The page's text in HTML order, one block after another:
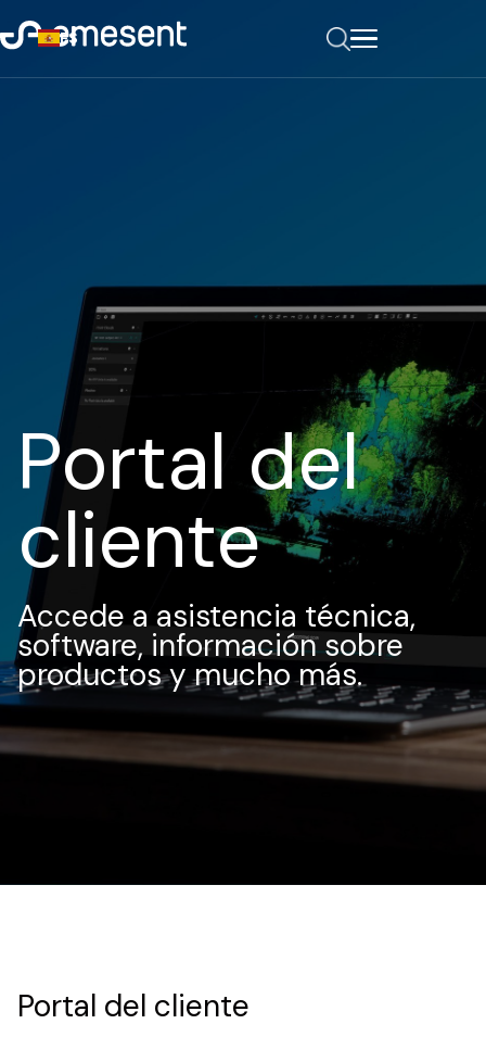
Portal del
cliente
Accede a asistencia técnica,
software, información sobre
productos y mucho más.
Portal del cliente
ES